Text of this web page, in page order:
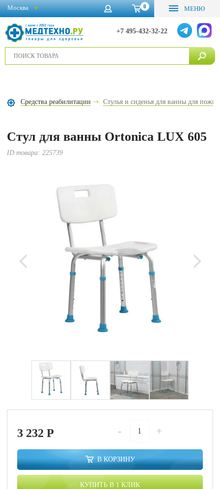
0 МЕНЮ
+7 495-432-32-22
Москва
Средства реабилитации Стулья и сиденья для ванны для
Стул для ванны Ortonica LUX 605
ID товара:225739
3 232P - +
В КОРЗИНУ
КУПИТЬ В 1 КЛИК